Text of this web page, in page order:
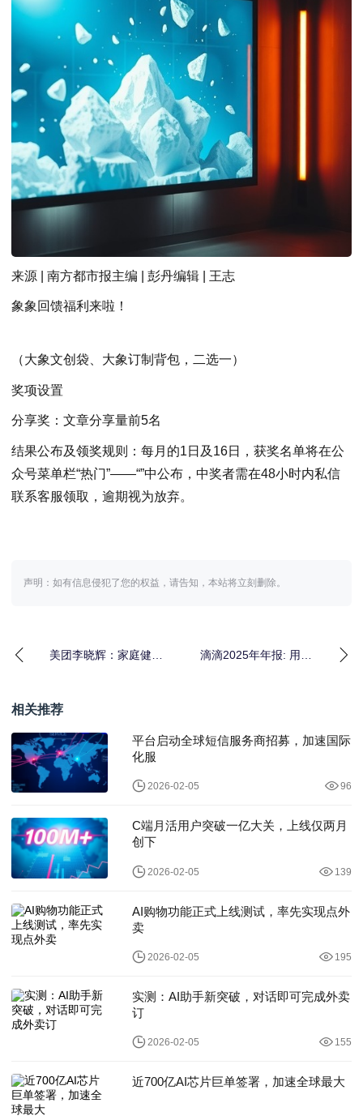
来源 | 南方都市报主编 | 彭丹编辑 | 王志
象象回馈福利来啦！
（大象文创袋、大象订制背包，二选一）
奖项设置
分享奖：文章分享量前5名
结果公布及领奖规则：每月的1日及16日，获奖名单将在公
众号菜单栏“热门”——“”中公布，中奖者需在48小时内私信
联系客服领取，逾期视为放弃。
声明：如有信息侵犯了您的权益，请告知，本站将立刻删除。
美团李晓辉：家庭健康
滴滴2025年年报: 用户
相关推荐
平台启动全球短信服务商招募，加速国际
化服
2026-02-05 96
C端月活用户突破一亿大关，上线仅两月
创下
2026-02-05 139
AI购物功能正式上线测试，率先实现点外
卖
2026-02-05 195
实测：AI助手新突破，对话即可完成外卖
订
2026-02-05 155
近700亿AI芯片巨单签署，加速全球最大